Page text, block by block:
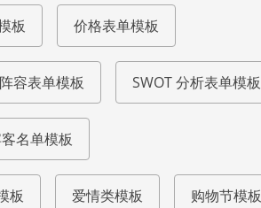
板 价格表单模板
容表单模板 SWOT 分析表单模板
名单模板
板 爱情类模板 购物节模板